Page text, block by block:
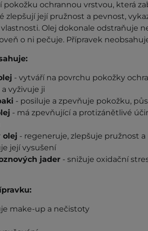
pokožku ochrannou vrstvou, která
zlepšují její pružnost a pevnost,
Olej dokonale odstraňuje
o ni pečuje. Přípravek
- vytváří na povrchu pokožky
vyživuje ji
- posiluje a zpevňuje pokožku,
- má zpevňující a protizánětlivé
olej - regeneruje, zlepšuje pružnost
její vysušení
jader - snižuje oxidační
make-up a nečistoty